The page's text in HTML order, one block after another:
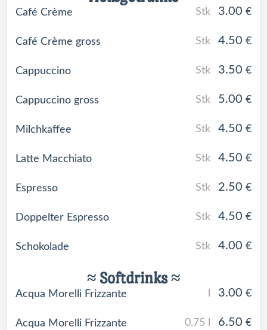
Café Crème Stk 3.00 €
Café Crème gross Stk 4.50 €
Cappuccino Stk 3.50 €
Cappuccino gross Stk 5.00 €
Milchkaffee Stk 4.50 €
Latte Macchiato Stk 4.50 €
Espresso Stk 2.50 €
Doppelter Espresso Stk 4.50 €
Schokolade Stk 4.00 €
≈ Softdrinks ≈
Acqua Morelli Frizzante 3.00 €
Acqua Morelli Frizzante 0.75 l 6.50 €